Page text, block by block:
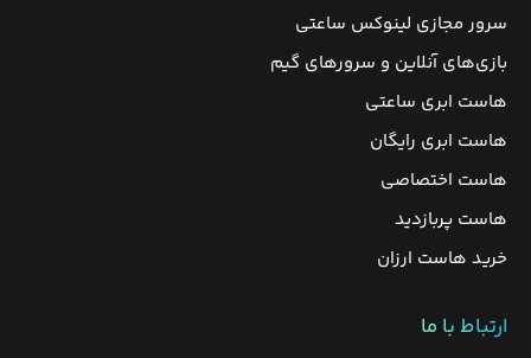
سرور مجازی لینوکس ساعتی
بازی‌های آنلاین و سرورهای گیم
هاست ابری ساعتی
هاست ابری رایگان
هاست اختصاصی
هاست پربازدید
خرید هاست ارزان
ارتباط با ما